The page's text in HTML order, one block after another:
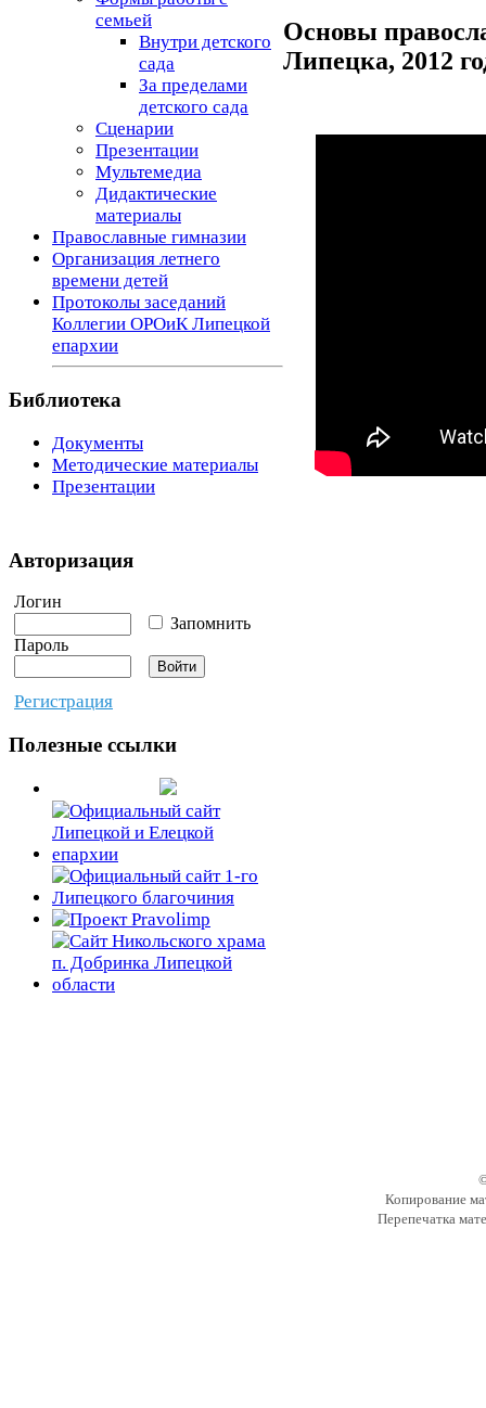
семьей
Внутри детского
сада
За пределами
детского сада
Сценарии
Презентации
Мультемедиа
Дидактические
материалы
Православные гимназии
Организация летнего
времени детей
Протоколы заседаний
Коллегии ОРОиК Липецкой
епархии
Библиотека
Документы
Методические материалы
Презентации
Авторизация
Логин
Запомнить
Пароль
Регистрация
Полезные ссылки
Основы
Липецка, 2012
Копирование
Перепечатка